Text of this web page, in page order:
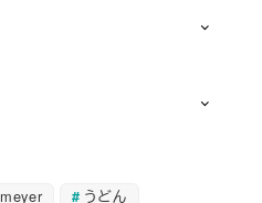
meyer うどん